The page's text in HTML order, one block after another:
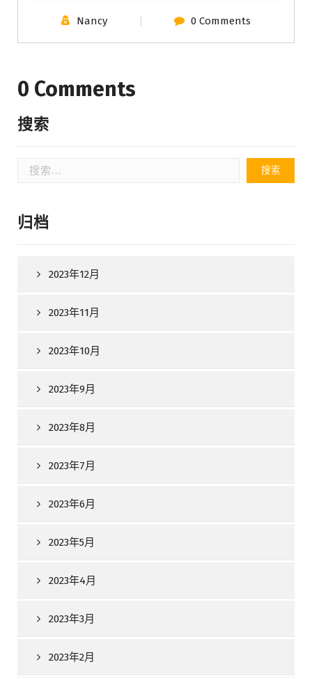
Nancy 0 Comments
0 Comments
搜索
归档
2023年12月
2023年11月
2023年10月
2023年9月
2023年8月
2023年7月
2023年6月
2023年5月
2023年4月
2023年3月
2023年2月